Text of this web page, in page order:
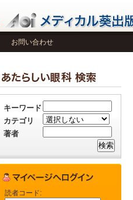
お問い合わせ
キーワード
カテゴリ
著者
読者コード: